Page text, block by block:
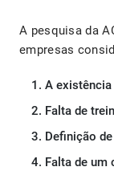
A pesquisa da
empresas
A existência
Falta de
Definição
Falta de um